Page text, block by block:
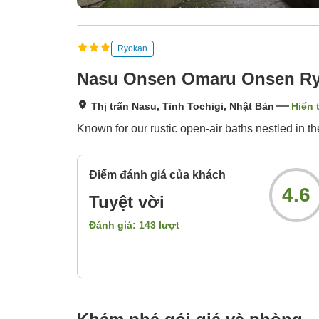
Ryokan
Nasu Onsen Omaru Onsen
Thị trấn Nasu, Tỉnh Tochigi, Nhật Bản Hiển
Known for our rustic open-air baths nestled in
Điểm đánh giá của khách
Tuyệt vời
Đánh giá: 143 lượt
4.6